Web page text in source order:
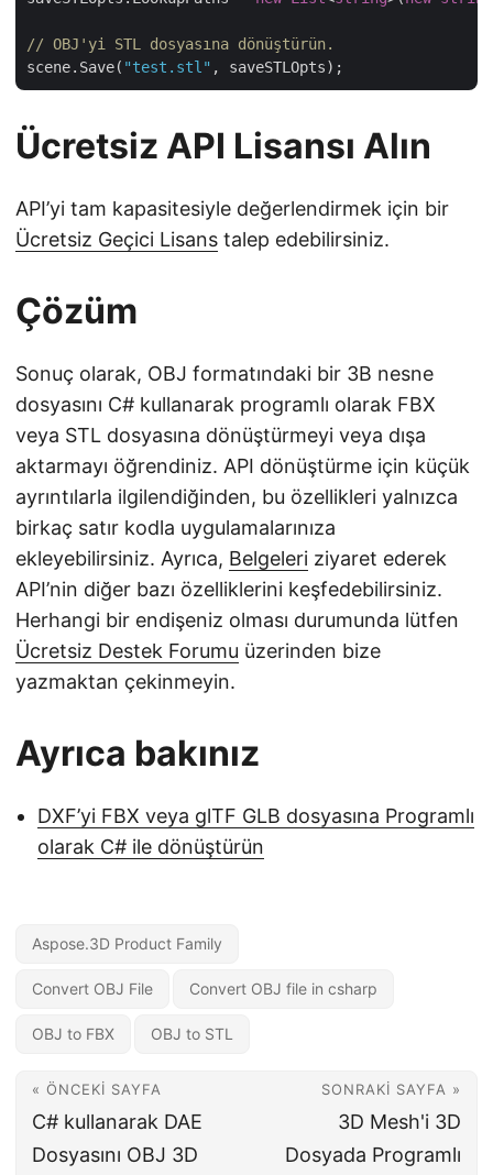
// OBJ'yi STL dosyasına dönüştürün.
scene.Save( "test.stl"
Ücretsiz API Lisansı Alın
API’yi tam kapasitesiyle değerlendirmek için bir
Ücretsiz Geçici Lisans talep edebilirsiniz.
Çözüm
Sonuç olarak, OBJ formatındaki bir 3B nesne
dosyasını C# kullanarak programlı olarak FBX
veya STL dosyasına dönüştürmeyi veya dışa
aktarmayı öğrendiniz. API dönüştürme için küçük
ayrıntılarla ilgilendiğinden, bu özellikleri yalnızca
birkaç satır kodla uygulamalarınıza
ekleyebilirsiniz. Ayrıca, Belgeleri ziyaret ederek
API’nin diğer bazı özelliklerini keşfedebilirsiniz.
Herhangi bir endişeniz olması durumunda lütfen
Ücretsiz Destek Forumu üzerinden bize
yazmaktan çekinmeyin.
Ayrıca bakınız
DXF’yi FBX veya glTF GLB dosyasına Programlı
olarak C# ile dönüştürün
Aspose.3D Product Family
Convert OBJ File Convert OBJ file in csharp
OBJ to FBX OBJ to STL
« ÖNCEKI SAYFA
C# kullanarak DAE
Dosyasını OBJ 3D
SONRAKI SAYFA »
3D Mesh'i 3D
Dosyada Programlı